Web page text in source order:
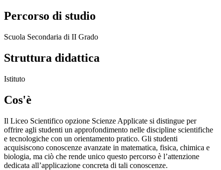
Percorso di studio
Scuola Secondaria di II Grado
Struttura didattica
Istituto
Cos'è
Il Liceo Scientifico opzione Scienze Applicate si distingue per
offrire agli studenti un approfondimento nelle discipline scientifiche
e tecnologiche con un orientamento pratico. Gli studenti
acquisiscono conoscenze avanzate in matematica, fisica, chimica e
biologia, ma ciò che rende unico questo percorso è l’attenzione
dedicata all’applicazione concreta di tali conoscenze.